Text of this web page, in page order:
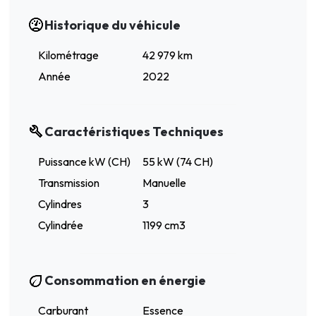
Historique du véhicule
Kilométrage
42 979 km
Année
2022
Caractéristiques Techniques
Puissance kW (CH)
55 kW (74 CH)
Transmission
Manuelle
Cylindres
3
Cylindrée
1199 cm3
Consommation en énergie
Carburant Essence